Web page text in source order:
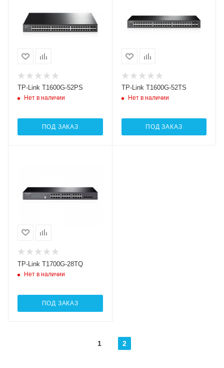
TP-Link T1600G-52PS
Нет в наличии
ПОД ЗАКАЗ
TP-Link T1600G-52TS
Нет в наличии
ПОД ЗАКАЗ
TP-Link T1700G-28TQ
Нет в наличии
ПОД ЗАКАЗ
1 2